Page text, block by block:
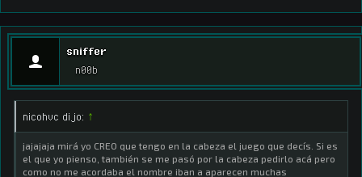
sniffer
n00b
nicohvc dijo: ↑
jajajaja mirá yo CREO que tengo en la cabeza el juego que decís. Si es
el que yo pienso, también se me pasó por la cabeza pedirlo acá pero
como no me acordaba el nombre iban a aparecen muchas